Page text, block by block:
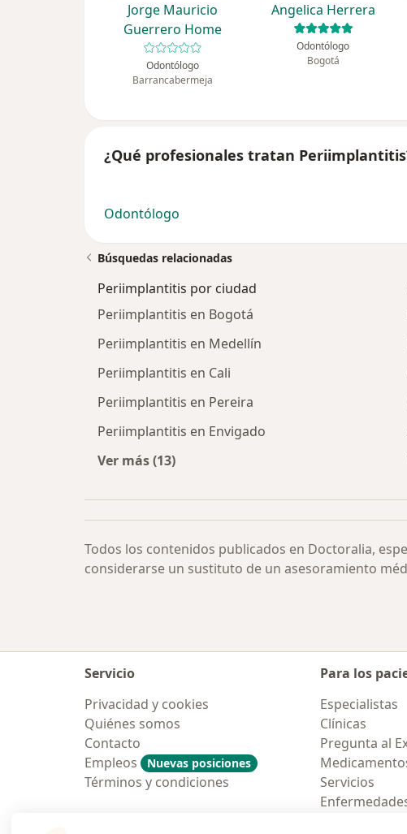
Jorge Mauricio
Guerrero Home
Odontólogo
Barrancabermeja
Angelica Herrera
Odontólogo
Bogotá
¿Qué profesionales tratan
Odontólogo
Búsquedas relacionadas
Periimplantitis por ciudad
Periimplantitis en Bogotá
Periimplantitis en Medellín
Periimplantitis en Cali
Periimplantitis en Pereira
Periimplantitis en Envigado
Ver más (13)
Todos los contenidos publicados en Doctoralia,
considerarse un sustituto de un asesoramiento
Servicio
Privacidad y cookies
Quiénes somos
Contacto
Empleos
Nuevas posiciones
Términos y condiciones
Para los
Especialistas
Clínicas
Pregunta al
Servicios